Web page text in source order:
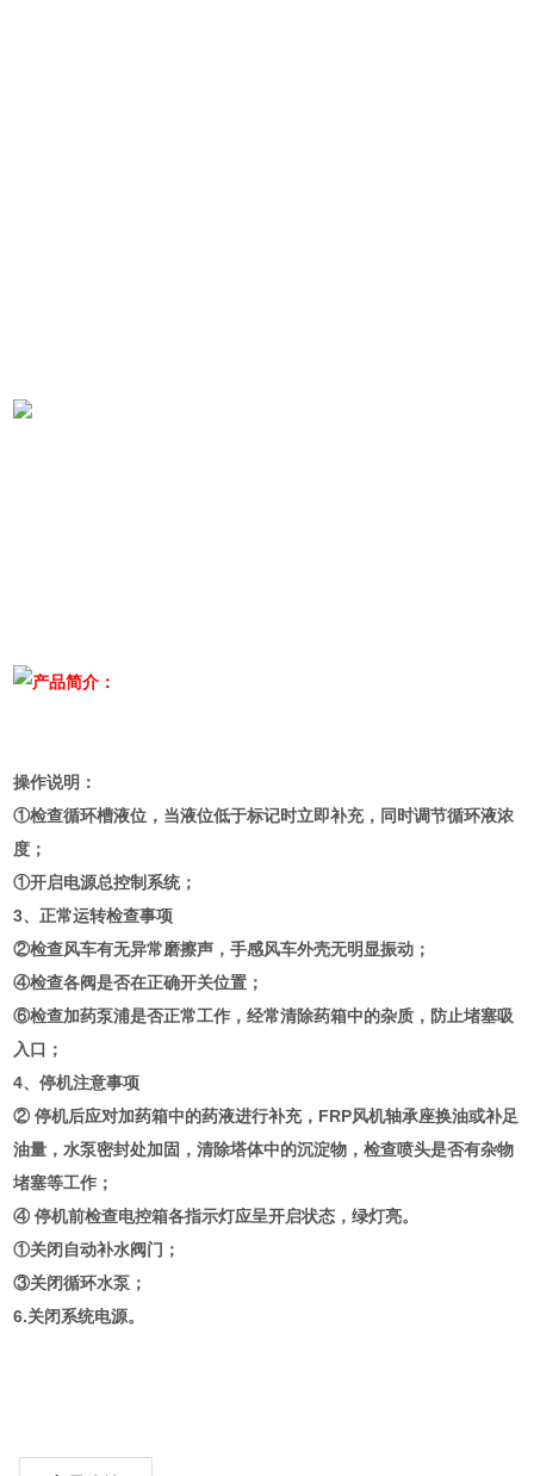
产品简介：
操作说明：
①检查循环槽液位，当液位低于标记时立即补充，同时调节循环液浓
度；
①开启电源总控制系统；
3、正常运转检查事项
②检查风车有无异常磨擦声，手感风车外壳无明显振动；
④检查各阀是否在正确开关位置；
⑥检查加药泵浦是否正常工作，经常清除药箱中的杂质，防止堵塞吸
入口；
4、停机注意事项
② 停机后应对加药箱中的药液进行补充，FRP风机轴承座换油或补足
油量，水泵密封处加固，清除塔体中的沉淀物，检查喷头是否有杂物
堵塞等工作；
④ 停机前检查电控箱各指示灯应呈开启状态，绿灯亮。
①关闭自动补水阀门；
③关闭循环水泵；
6.关闭系统电源。